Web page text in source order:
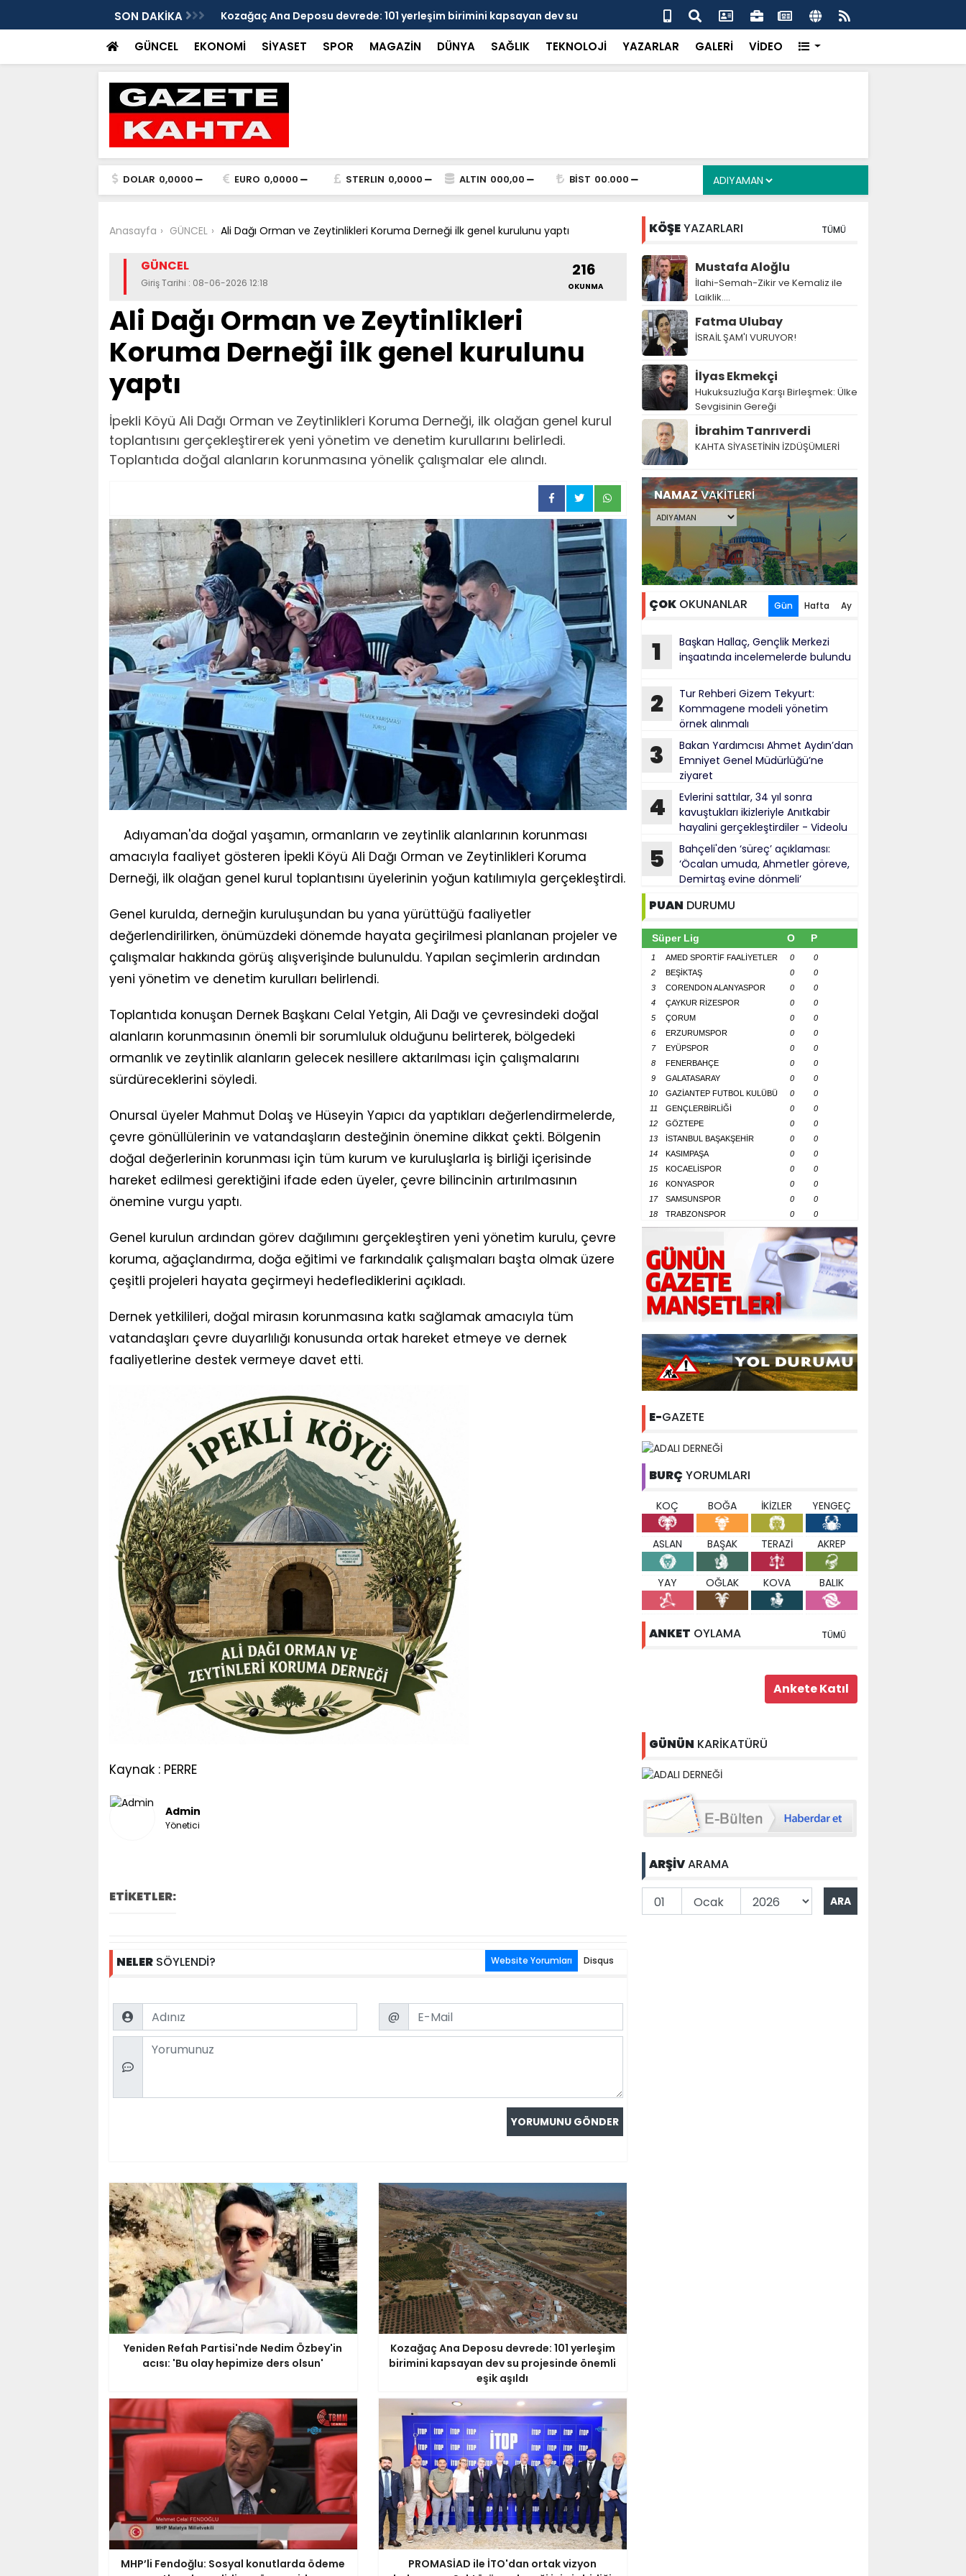
SON DAKİKA
Özbey'in acısı: 'Bu olay hepimize
Kozağaç Ana Deposu devrede: 101 yerleşim birimini kapsayan dev su
projesinde önemli eşik aşıldı
Prof. Dr. Dalyan: ‘Fransız Enstitüsü raporu, Adıyaman'daki siyasi
kırılmayı 'metroköy' kavramıyla açıklıyor’
GÜNCEL EKONOMİ SİYASET SPOR MAGAZİN DÜNYA SAĞLIK TEKNOLOJİ YAZARLAR GALERİ VİDEO
DOLAR 0,0000 EURO 0,0000 STERLIN 0,0000 ALTIN 000,00 BİST 00.000
Anasayfa GÜNCEL Ali Dağı Orman ve Zeytinlikleri Koruma Derneği ilk genel kurulunu yaptı
GÜNCEL
Giriş Tarihi : 08-06-2026 12:18
216
OKUNMA
Ali Dağı Orman ve Zeytinlikleri
Koruma Derneği ilk genel kurulunu
yaptı
İpekli Köyü Ali Dağı Orman ve Zeytinlikleri Koruma Derneği, ilk olağan genel kurul
toplantısını gerçekleştirerek yeni yönetim ve denetim kurullarını belirledi.
Toplantıda doğal alanların korunmasına yönelik çalışmalar ele alındı.
Adıyaman'da doğal yaşamın, ormanların ve zeytinlik alanlarının korunması
amacıyla faaliyet gösteren İpekli Köyü Ali Dağı Orman ve Zeytinlikleri Koruma
Derneği, ilk olağan genel kurul toplantısını üyelerinin yoğun katılımıyla gerçekleştirdi.
Genel kurulda, derneğin kuruluşundan bu yana yürüttüğü faaliyetler
değerlendirilirken, önümüzdeki dönemde hayata geçirilmesi planlanan projeler ve
çalışmalar hakkında görüş alışverişinde bulunuldu. Yapılan seçimlerin ardından
yeni yönetim ve denetim kurulları belirlendi.
Toplantıda konuşan Dernek Başkanı Celal Yetgin, Ali Dağı ve çevresindeki doğal
alanların korunmasının önemli bir sorumluluk olduğunu belirterek, bölgedeki
ormanlık ve zeytinlik alanların gelecek nesillere aktarılması için çalışmalarını
sürdüreceklerini söyledi.
Onursal üyeler Mahmut Dolaş ve Hüseyin Yapıcı da yaptıkları değerlendirmelerde,
çevre gönüllülerinin ve vatandaşların desteğinin önemine dikkat çekti. Bölgenin
doğal değerlerinin korunması için tüm kurum ve kuruluşlarla iş birliği içerisinde
hareket edilmesi gerektiğini ifade eden üyeler, çevre bilincinin artırılmasının
önemine vurgu yaptı.
Genel kurulun ardından görev dağılımını gerçekleştiren yeni yönetim kurulu, çevre
koruma, ağaçlandırma, doğa eğitimi ve farkındalık çalışmaları başta olmak üzere
çeşitli projeleri hayata geçirmeyi hedeflediklerini açıkladı.
Dernek yetkilileri, doğal mirasın korunmasına katkı sağlamak amacıyla tüm
vatandaşları çevre duyarlılığı konusunda ortak hareket etmeye ve dernek
faaliyetlerine destek vermeye davet etti.
Kaynak : PERRE
Admin
Yönetici
ETİKETLER:
NELERSÖYLENDİ? Website Yorumları Disqus
Name Email
@
Comment
Yeniden Refah Partisi'nde Nedim Özbey'in
acısı: 'Bu olay hepimize ders olsun'
Kozağaç Ana Deposu devrede: 101 yerleşim
birimini kapsayan dev su projesinde önemli
eşik aşıldı
MHP’li Fendoğlu: Sosyal konutlarda ödeme
PROMASİAD ile İTO'dan ortak vizyon
KÖŞEYAZARLARI TÜMÜ
Mustafa Aloğlu
İlahi-Semah-Zikir ve Kemaliz ile
Laiklik….
Fatma Ulubay
İSRAİL ŞAM'I VURUYOR!
İlyas Ekmekçi
Hukuksuzluğa Karşı Birleşmek: Ülke
Sevgisinin Gereği
İbrahim Tanrıverdi
KAHTA SİYASETİNİN İZDÜŞÜMLERİ
NAMAZVAKİTLERİ
ÇOKOKUNANLAR Gün Hafta Ay
1
Başkan Hallaç, Gençlik Merkezi
inşaatında incelemelerde bulundu
2
Tur Rehberi Gizem Tekyurt:
Kommagene modeli yönetim
örnek alınmalı
3
Bakan Yardımcısı Ahmet Aydın’dan
Emniyet Genel Müdürlüğü’ne
ziyaret
4
Evlerini sattılar, 34 yıl sonra
kavuştukları ikizleriyle Anıtkabir
hayalini gerçekleştirdiler - Videolu
5
Bahçeli'den ‘süreç’ açıklaması:
‘Öcalan umuda, Ahmetler göreve,
Demirtaş evine dönmeli’
PUAN DURUMU
Süper Lig O P
1 AMED SPORTİF FAALİYETLER 0
0
2
BEŞİKTAŞ 0
0
3
CORENDON ALANYASPOR 0
0
4
ÇAYKUR RİZESPOR 0
0
5
ÇORUM 0
0
6
ERZURUMSPOR 0
0
7
EYÜPSPOR 0
0
8
FENERBAHÇE 0
0
9
GALATASARAY 0
0
10
GAZİANTEP FUTBOL KULÜBÜ 0
0
11
GENÇLERBİRLİĞİ 0
0
12
GÖZTEPE 0
0
13
İSTANBUL BAŞAKŞEHİR 0
0
14
KASIMPAŞA 0
0
15
KOCAELİSPOR 0
0
16
KONYASPOR 0
0
17
SAMSUNSPOR 0
0
18
TRABZONSPOR 0 0
E-GAZETE
BURÇ YORUMLARI
KOÇ BOĞA İKİZLER YENGEÇ
ASLAN BAŞAK TERAZİ AKREP
YAY OĞLAK KOVA BALIK
ANKET OYLAMA TÜMÜ
GÜNÜN KARİKATÜRÜ
ARŞİVARAMA